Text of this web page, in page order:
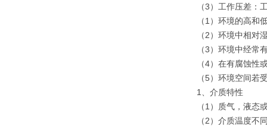
（3）工作压差：
（1）环境的高和
（2）环境中相对
（3）环境中经常
（4）在有腐蚀性
（5）环境空间若
1、介质特性
（1）质气，液态
（2）介质温度不